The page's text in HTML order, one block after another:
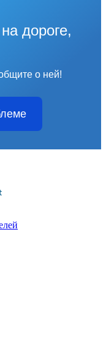
дороге,
о ней!